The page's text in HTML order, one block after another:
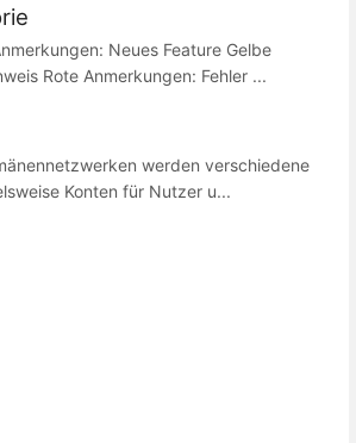
Neues Feature Gelbe
Rote Anmerkungen: Fehler ...
werden verschiedene
Konten für Nutzer u...